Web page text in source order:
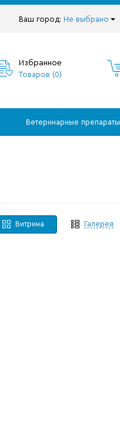
Ваш город: Не выбрано
Избранное
Товаров (0)
Ветеринарные препараты
Галерея
Витрина